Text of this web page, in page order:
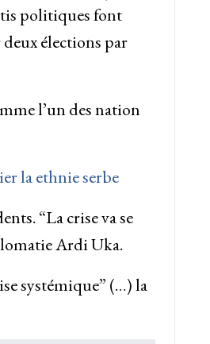
politiques font
élections par
l’un des nation
la ethnie serbe
“La crise va se
Ardi Uka.
systémique” (…) la